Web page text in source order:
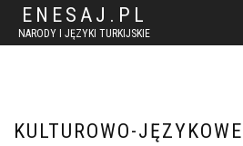
ENESAJ.PL
NARODY I JĘZYKI TURKIJSKIE
KULTUROWO-